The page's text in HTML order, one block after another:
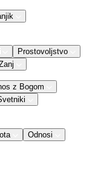
Prostovoljstvo
z Bogom
Odnosi